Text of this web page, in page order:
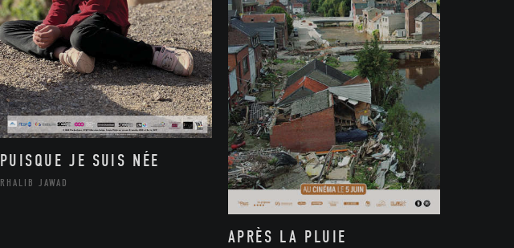
PUISQUE JE SUIS NÉE
RHALIB JAWAD
APRÈS LA PLUIE